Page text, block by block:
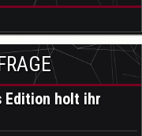
Edition holt ihr